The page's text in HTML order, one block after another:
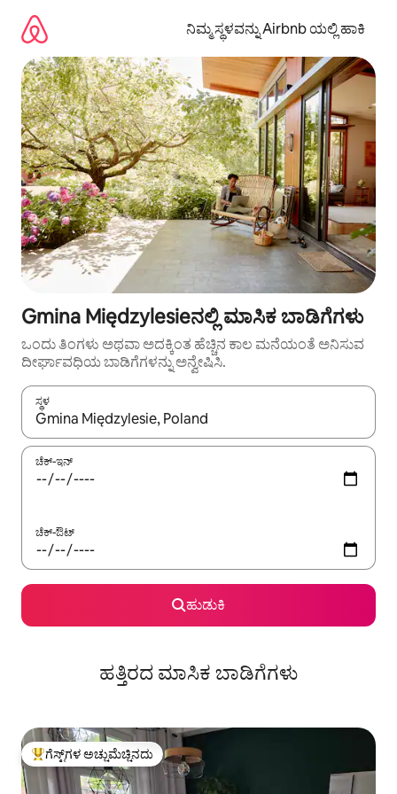
ಹೋಗಿ
ನಿಮ್ಮ ಸ್ಥಳವನ್ನು Airbnb ಯಲ್ಲಿ ಹಾಕಿ
Gmina Międzylesieನಲ್ಲಿ ಮಾಸಿಕ ಬಾಡಿಗೆಗಳು
ಒಂದು ತಿಂಗಳು ಅಥವಾ ಅದಕ್ಕಿಂತ ಹೆಚ್ಚಿನ ಕಾಲ ಮನೆಯಂತೆ ಅನಿಸುವ
ದೀರ್ಘಾವಧಿಯ ಬಾಡಿಗೆಗಳನ್ನು ಅನ್ವೇಷಿಸಿ.
ಸ್ಥಳ
ಫಲಿತಾಂಶಗಳು ಲಭ್ಯವಿರುವಾಗ, ಅಪ್ ಮತ್ತು ಡೌನ್ ಬಾಣದ ಕೀಲಿಗಳೊಂದಿಗೆ
ಚೆಕ್-ಇನ್
ಚೆಕ್-ಔಟ್
ಹುಡುಕಿ
ಹತ್ತಿರದ ಮಾಸಿಕ ಬಾಡಿಗೆಗಳು
ಗೆಸ್ಟ್‌ಗಳಿಗೆ ಅತಿ ಹೆಚ್ಚು ಅಚ್ಚುಮೆಚ್ಚಿನದು
ಗೆಸ್ಟ್‌ಗಳ ಅಚ್ಚುಮೆಚ್ಚಿನದು